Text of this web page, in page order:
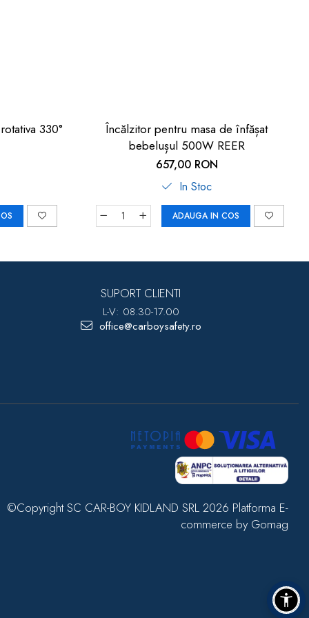
330°
Încălzitor pentru masa de înfășat
bebelușul 500W REER
657,00 RON
In Stoc
ADAUGA IN COS
SUPORT CLIENTI
L-V: 08.30-17.00
office@carboysafety.ro
©Copyright SC CAR-BOY KIDLAND SRL 2026 Platforma E-
commerce by Gomag